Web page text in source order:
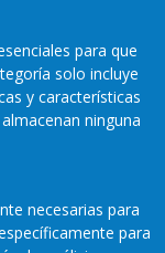
Más
para que
solo incluye
y características
ninguna
necesarias para
para